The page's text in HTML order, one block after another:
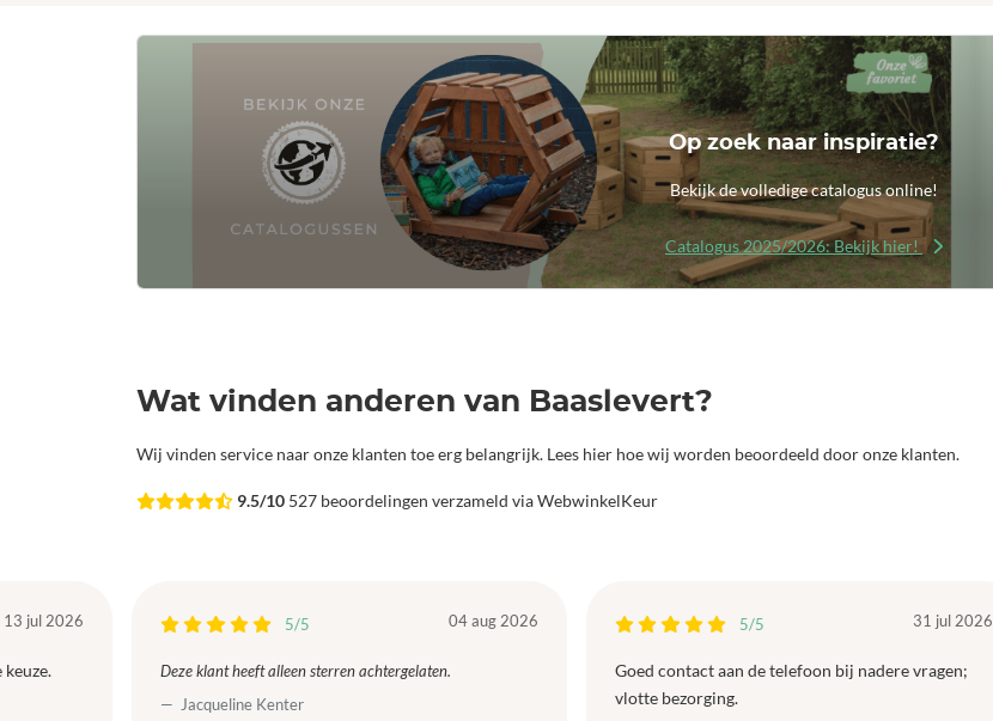
Op zoek naar inspiratie?
Bekijk de volledige catalogus online!
Catalogus 2025/2026: Bekijk hier!
Wat vinden anderen van Baaslevert?
Wij vinden service naar onze klanten toe erg belangrijk. Lees hier hoe wij worden beoordeeld door onze klanten.
9.5/10527 beoordelingen verzameld via WebwinkelKeur
13 jul 2026 5/5 04 aug 2026
Deze klant heeft alleen sterren achtergelaten.
Jacqueline Kenter
5/5 31 jul 2026
Goed contact aan de telefoon bij nadere vragen;
vlotte bezorging.